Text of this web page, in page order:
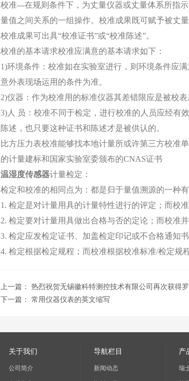
校准---在规则条件下，为丈量仪器或丈量体系所指
量值之间关系的一组操作。校准成果既可赋予被丈
校准成果可出具“校准证书”或“校准陈述”。
校准的基本请求校准应满意的基本请求如下：
1)环境条件：校准如在实验室进行，则环境条件应
意外表现场运用的条件为准。
2)仪器：作为校准用的标准仪器其差错限应是被校表
3)人 员：校准不同于检定，进行校准的人员应经有
陈述，也只要这种证书和陈述才是被供认的。
比方压力表校准能够找本地计量所或许第三方校准
的计量建标和国家实验室委颁布的CNAS证书
温湿度传感器计量检定 ：
检定和校准的相同点为：都是归于量值溯源的一种
1. 检定是对计量用具的计量特性进行的评定；而校准
2. 检定要对计量用具做出合格与否的定论；而校准
3. 检定应发检定证书、加盖检定印记或不合格通知
4. 检定根据检定规程；而校准根据校准标准/检定规程
上一篇： 热烈祝贺无锡徽科特测控技术有限公司再次获得
下一篇： 常用仪器仪表的英文缩写
关于我们
公司简介
导航栏目
新闻动态
产
瑞